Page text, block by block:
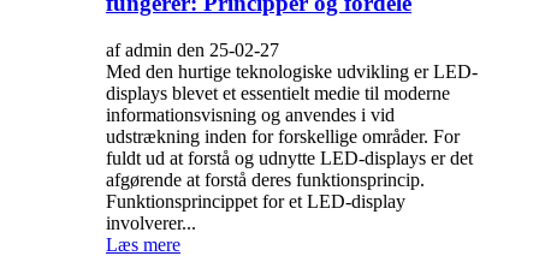
af admin den 25-02-27
Med den hurtige teknologiske udvikling er LED-
displays blevet et essentielt medie til moderne
informationsvisning og anvendes i vid
udstrækning inden for forskellige områder. For
fuldt ud at forstå og udnytte LED-displays er det
afgørende at forstå deres funktionsprincip.
Funktionsprincippet for et LED-display
involverer...
Læs mere